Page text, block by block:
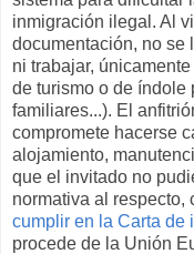
inmigración ilegal. Al
documentación, no se
ni trabajar,
de turismo o de índole
familiares...). El
compromete hacerse
alojamiento,
que el invitado no
normativa al respecto,
cumplir en la Carta de
procede de la Unión